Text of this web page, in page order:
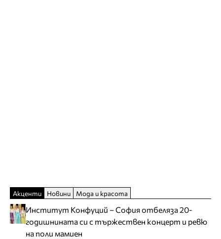
Акценти Новини Мода и красота
Институт Конфуций – София отбеляза 20-
годишнината си с тържествен концерт и ревю
на поли мамиен